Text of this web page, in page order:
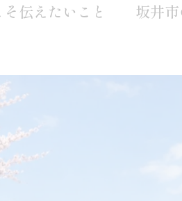
そ伝えたいこと 坂井